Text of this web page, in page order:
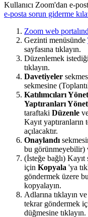
Kullanıcı Zoom'dan e-
e-posta sorun giderme
Zoom web
Gezinti menüsünde
sayfasına tıklayın.
Düzenlemek
tıklayın.
Davetiyeler
sekmesine
Katılımcıları Yönet
Yaptıranları Yönet
taraftaki Düzenle
Kayıt
açılacaktır.
Onaylandı
bu görünmeyebilir)
(İsteğe bağlı)
için Kopyala 'ya
göndermek üzere
kopyalayın.
Adlarına tıklayın
tekrar göndermek
düğmesine tıklayın.